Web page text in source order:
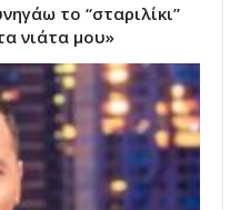
το “σταριλίκι”
νιάτα μου»